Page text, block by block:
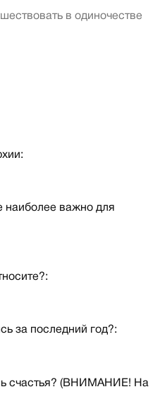
в одиночестве
наиболее важно для
за последний год?:
счастья? (ВНИМАНИЕ! На